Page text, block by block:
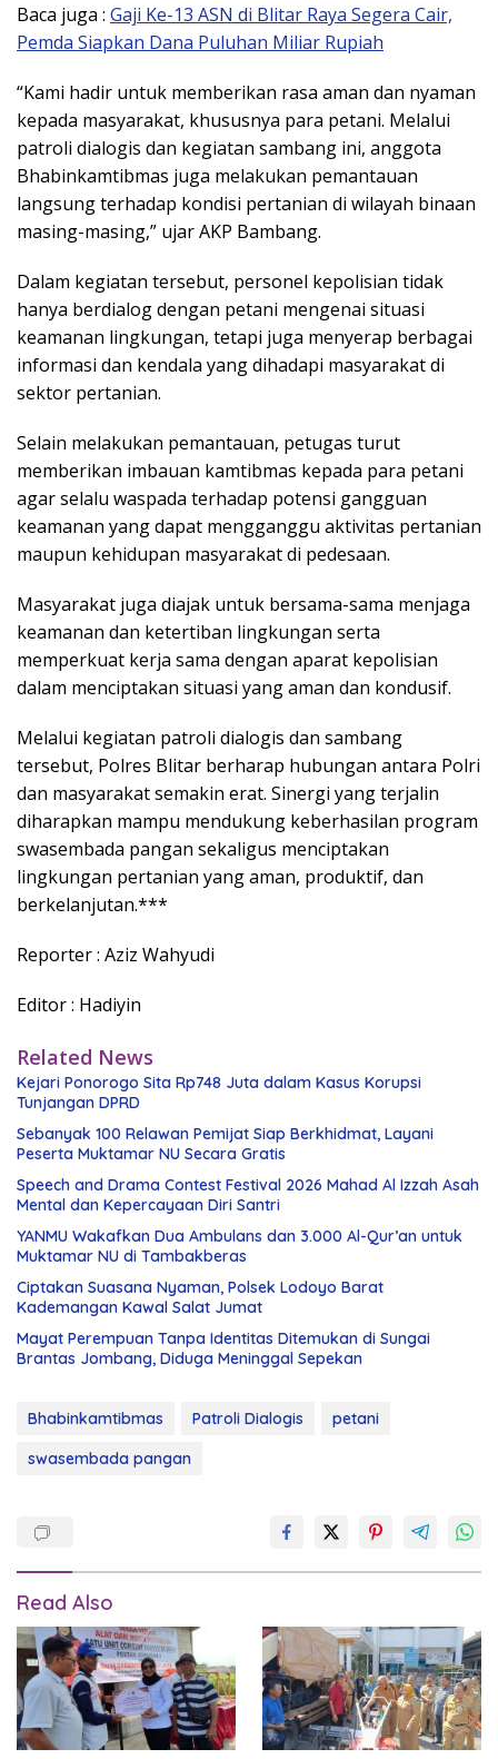
Baca juga : Gaji Ke-13 ASN di Blitar Raya Segera Cair,
Pemda Siapkan Dana Puluhan Miliar Rupiah
“Kami hadir untuk memberikan rasa aman dan nyaman
kepada masyarakat, khususnya para petani. Melalui
patroli dialogis dan kegiatan sambang ini, anggota
Bhabinkamtibmas juga melakukan pemantauan
langsung terhadap kondisi pertanian di wilayah binaan
masing-masing,” ujar AKP Bambang.
Dalam kegiatan tersebut, personel kepolisian tidak
hanya berdialog dengan petani mengenai situasi
keamanan lingkungan, tetapi juga menyerap berbagai
informasi dan kendala yang dihadapi masyarakat di
sektor pertanian.
Selain melakukan pemantauan, petugas turut
memberikan imbauan kamtibmas kepada para petani
agar selalu waspada terhadap potensi gangguan
keamanan yang dapat mengganggu aktivitas pertanian
maupun kehidupan masyarakat di pedesaan.
Masyarakat juga diajak untuk bersama-sama menjaga
keamanan dan ketertiban lingkungan serta
memperkuat kerja sama dengan aparat kepolisian
dalam menciptakan situasi yang aman dan kondusif.
Melalui kegiatan patroli dialogis dan sambang
tersebut, Polres Blitar berharap hubungan antara Polri
dan masyarakat semakin erat. Sinergi yang terjalin
diharapkan mampu mendukung keberhasilan program
swasembada pangan sekaligus menciptakan
lingkungan pertanian yang aman, produktif, dan
berkelanjutan.***
Reporter : Aziz Wahyudi
Editor : Hadiyin
Related News
Kejari Ponorogo Sita Rp748 Juta dalam Kasus Korupsi
Tunjangan DPRD
Sebanyak 100 Relawan Pemijat Siap Berkhidmat, Layani
Peserta Muktamar NU Secara Gratis
Speech and Drama Contest Festival 2026 Mahad Al Izzah Asah
Mental dan Kepercayaan Diri Santri
YANMU Wakafkan Dua Ambulans dan 3.000 Al-Qur’an untuk
Muktamar NU di Tambakberas
Ciptakan Suasana Nyaman, Polsek Lodoyo Barat
Kademangan Kawal Salat Jumat
Mayat Perempuan Tanpa Identitas Ditemukan di Sungai
Brantas Jombang, Diduga Meninggal Sepekan
Bhabinkamtibmas Patroli Dialogis
petani
swasembada pangan
Read Also